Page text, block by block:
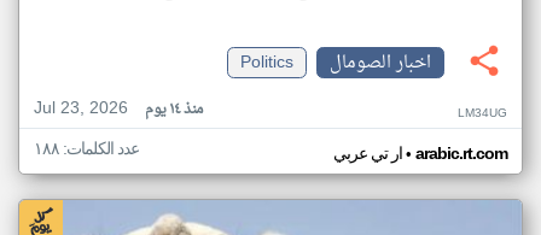
اخبار الصومال
Politics
Jul 23, 2026
منذ ١٤ يوم LM34UG
ار تي عربي• arabic.rt.com عدد الكلمات: ١٨٨